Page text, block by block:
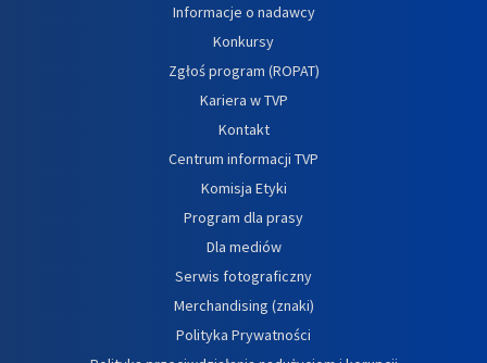
Informacje o nadawcy
Konkursy
Zgłoś program (ROPAT)
Kariera w TVP
Kontakt
Centrum informacji TVP
Komisja Etyki
Program dla prasy
Dla mediów
Serwis fotograficzny
Merchandising (znaki)
Polityka Prywatności